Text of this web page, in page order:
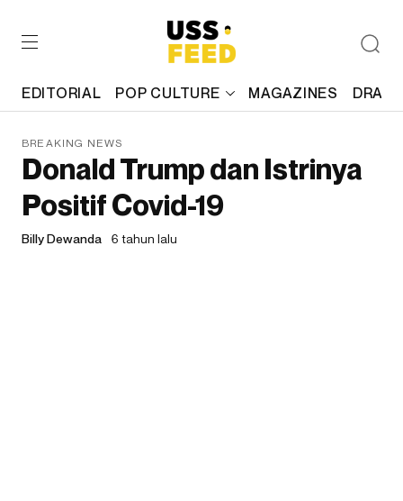
EDITORIAL POP CULTURE MAGAZINES
BREAKING NEWS
Donald Trump dan Istrinya
Positif Covid-19
Billy Dewanda 6 tahun lalu